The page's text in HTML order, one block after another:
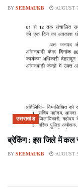
BY SEEMAUKB AUGUST
उत्तराखंड
ब्रेकिंग : इस जिले में कल
BY SEEMAUKB AUGUST